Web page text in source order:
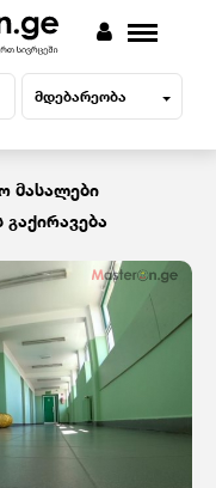
მდებარეობა
მასალები